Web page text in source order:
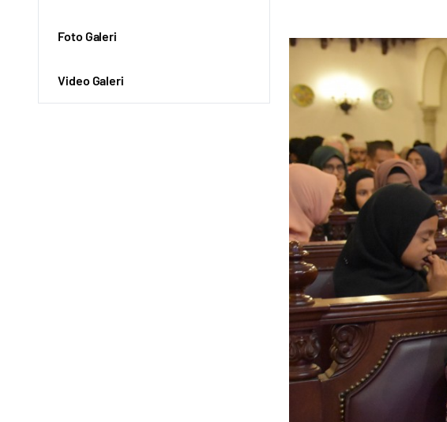
Foto Galeri
Video Galeri